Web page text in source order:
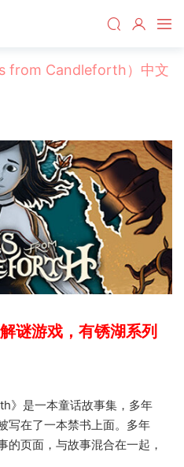
from Candleforth）中文
谜游戏，有锈湖系列
》是一本童话故事集，多年
写在了一本禁书上面。多年
的页面，与故事混合在一起，